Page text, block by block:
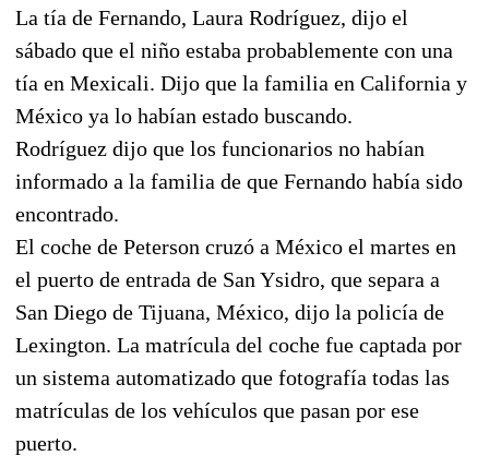
La tía de Fernando, Laura Rodríguez, dijo el
sábado que el niño estaba probablemente con una
tía en Mexicali. Dijo que la familia en California y
México ya lo habían estado buscando.
Rodríguez dijo que los funcionarios no habían
informado a la familia de que Fernando había sido
encontrado.
El coche de Peterson cruzó a México el martes en
el puerto de entrada de San Ysidro, que separa a
San Diego de Tijuana, México, dijo la policía de
Lexington. La matrícula del coche fue captada por
un sistema automatizado que fotografía todas las
matrículas de los vehículos que pasan por ese
puerto.